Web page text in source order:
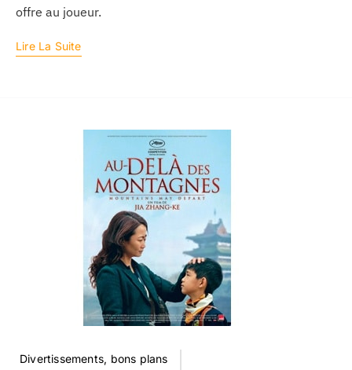
offre au joueur.
Lire La Suite
Divertissements, bons plans